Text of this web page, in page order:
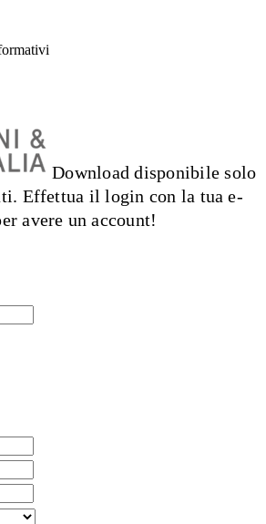
Download disponibile solo
Effettua il login con la tua e-
avere un account!